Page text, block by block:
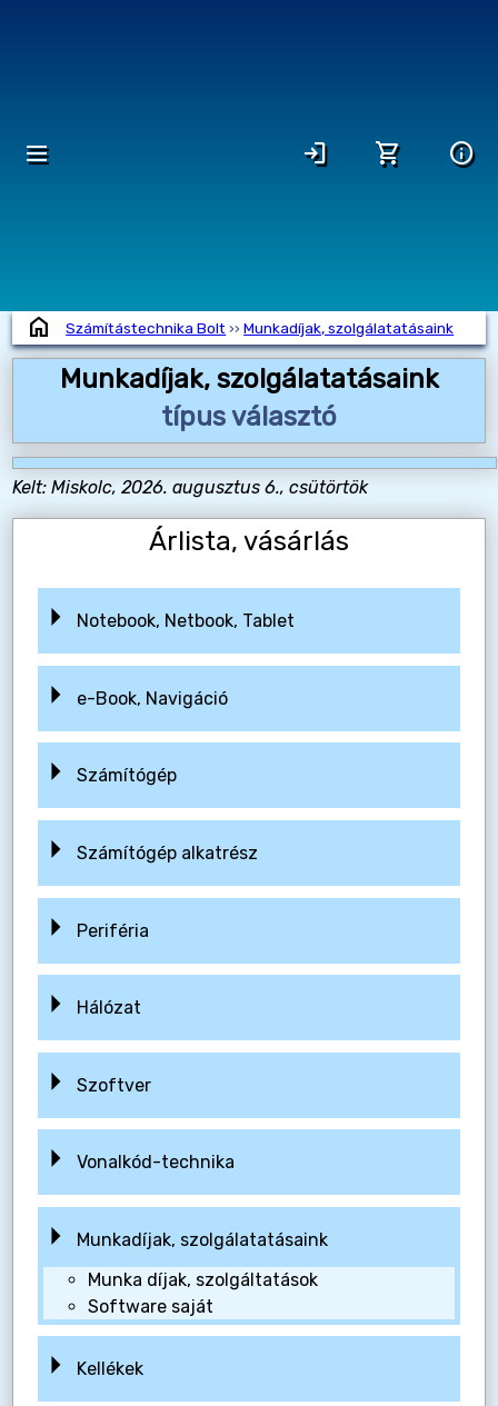
dehaze login shopping_cart info
home Számítástechnika Bolt ››Munkadíjak, szolgálatatásaink
Munkadíjak, szolgálatatásaink
típus választó
Kelt: Miskolc, 2026. augusztus 6., csütörtök
Árlista, vásárlás
Notebook, Netbook, Tablet
e-Book, Navigáció
Számítógép
Számítógép alkatrész
Periféria
Hálózat
Szoftver
Vonalkód-technika
Munkadíjak, szolgálatatásaink
Munka díjak, szolgáltatások
Software saját
Kellékek